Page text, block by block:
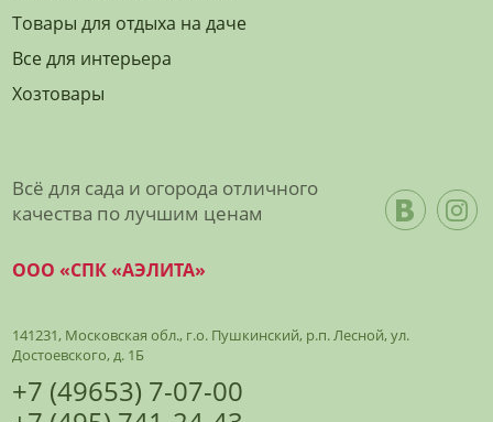
Товары для отдыха на даче
Все для интерьера
Хозтовары
Всё для сада и огорода отличного
качества по лучшим ценам
ООО «СПК «АЭЛИТА»
141231, Московская обл., г.о. Пушкинский, р.п. Лесной, ул.
Достоевского, д. 1Б
+7 (49653) 7-07-00